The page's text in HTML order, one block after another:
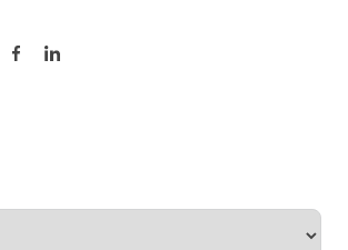
sur Twitter
Partager sur Facebook
Partager sur LinkedIn